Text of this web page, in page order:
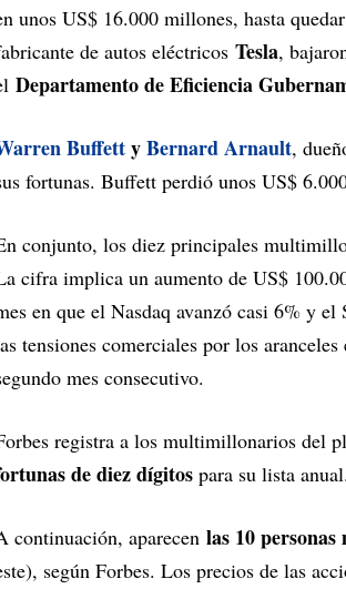
unos US$ 16.000 millones, hasta
de autos eléctricos Tesla,
Departamento de Eficiencia
BuffettyBernard Arnault,
fortunas. Buffett perdió unos US$
conjunto, los diez principales
cifra implica un aumento de US$
en que el Nasdaq avanzó casi 6% y
tensiones comerciales por los
mes consecutivo.
registra a los multimillonarios del
de diez dígitos para su lista anual.
continuación, aparecen las 10
según Forbes. Los precios de las